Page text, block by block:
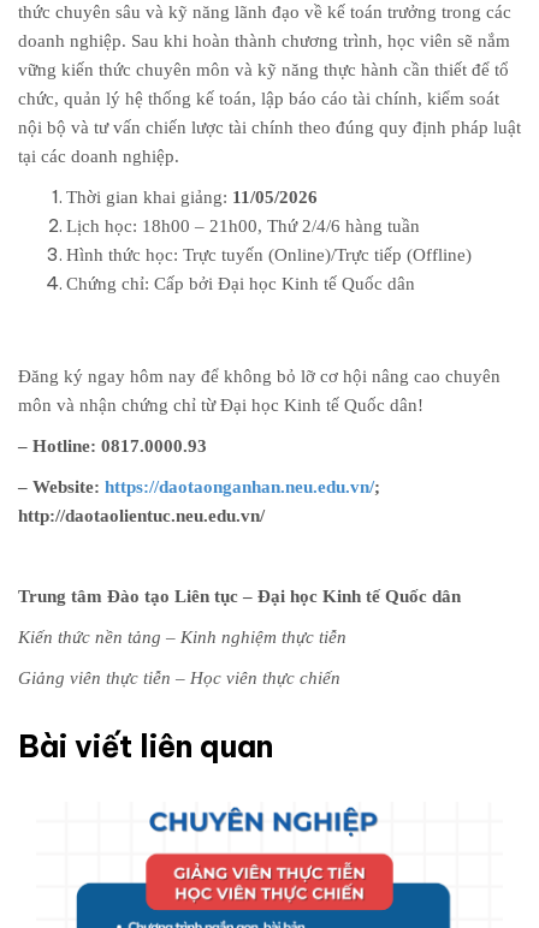
thức chuyên sâu và kỹ năng lãnh đạo về kế toán trưởng trong các
doanh nghiệp. Sau khi hoàn thành chương trình, học viên sẽ nắm
vững kiến thức chuyên môn và kỹ năng thực hành cần thiết để tổ
chức, quản lý hệ thống kế toán, lập báo cáo tài chính, kiểm soát
nội bộ và tư vấn chiến lược tài chính theo đúng quy định pháp luật
tại các doanh nghiệp.
Thời gian khai giảng: 11/05/2026
Lịch học: 18h00 – 21h00, Thứ 2/4/6 hàng tuần
Hình thức học: Trực tuyến (Online)/Trực tiếp (Offline)
Chứng chỉ: Cấp bởi Đại học Kinh tế Quốc dân
Đăng ký ngay hôm nay để không bỏ lỡ cơ hội nâng cao chuyên
môn và nhận chứng chỉ từ Đại học Kinh tế Quốc dân!
– Hotline: 0817.0000.93
– Website: https://daotaonganhan.neu.edu.vn/;
http://daotaolientuc.neu.edu.vn/
Trung tâm Đào tạo Liên tục – Đại học Kinh tế Quốc dân
Kiến thức nền tảng – Kinh nghiệm thực tiễn
Giảng viên thực tiễn – Học viên thực chiến
Bài viết liên quan